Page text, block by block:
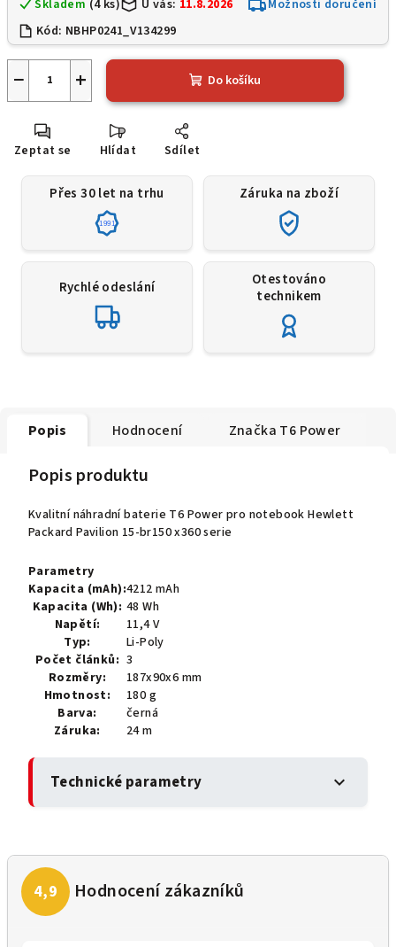
Skladem (4 ks) U vás: 11.8.2026
Možnosti doručení
Kód: NBHP0241_V134299
+
− Do košíku
Zeptat se Hlídat Sdílet
Přes 30 let na trhu
1991
Záruka na zboží
Rychlé odeslání
Otestováno
technikem
Popis Hodnocení Značka T6 Power
Popis produktu
Kvalitní náhradní baterie T6 Power pro notebook Hewlett
Packard Pavilion 15-br150 x360 serie
Parametry
Kapacita (mAh):4212 mAh
Kapacita (Wh): 48 Wh
Napětí:
11,4 V
Typ:
Li-Poly
Počet článků: 3
Rozměry:
187x90x6 mm
Hmotnost:
180 g
Barva:
černá
Záruka:
24 m
Technické parametry expand_more